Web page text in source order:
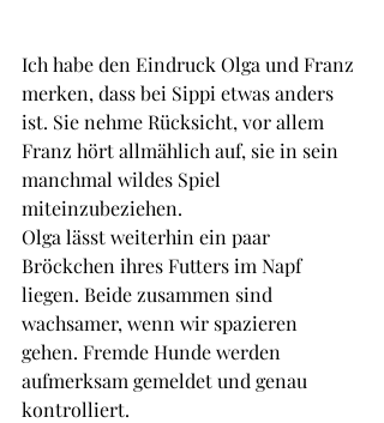
Ich habe den Eindruck Olga und Franz
merken, dass bei Sippi etwas anders
ist. Sie nehme Rücksicht, vor allem
Franz hört allmählich auf, sie in sein
manchmal wildes Spiel
miteinzubeziehen.
Olga lässt weiterhin ein paar
Bröckchen ihres Futters im Napf
liegen. Beide zusammen sind
wachsamer, wenn wir spazieren
gehen. Fremde Hunde werden
aufmerksam gemeldet und genau
kontrolliert.